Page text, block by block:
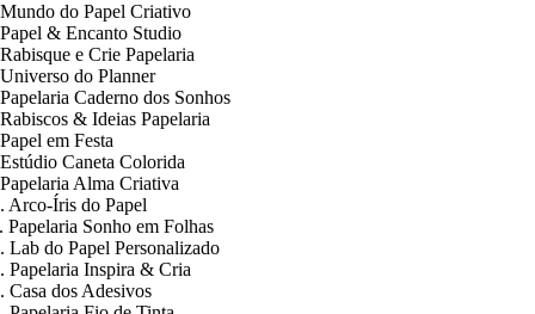
do Papel Criativo
& Encanto Studio
e Crie Papelaria
do Planner
Caderno dos Sonhos
& Ideias Papelaria
em Festa
Caneta Colorida
Alma Criativa
Arco-Íris do Papel
Papelaria Sonho em Folhas
Lab do Papel Personalizado
Papelaria Inspira & Cria
Casa dos Adesivos